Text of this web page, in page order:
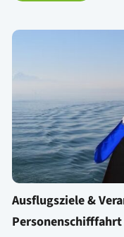
Ausflugsziele &
Personenschifffahrt